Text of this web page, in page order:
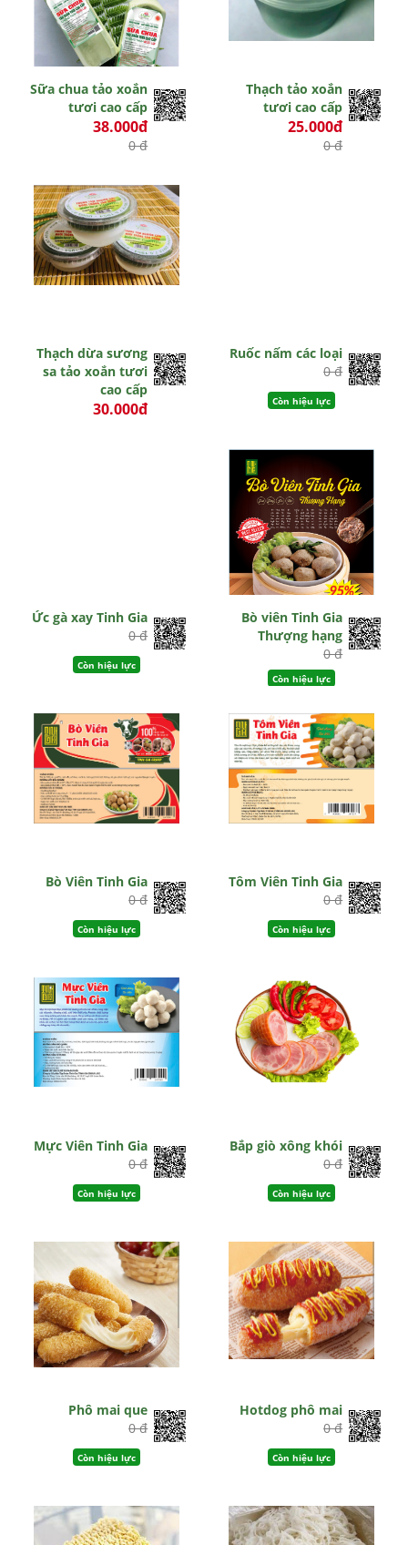
Sữa chua tảo xoắn
tươi cao cấp
38.000đ
0 đ
Thạch tảo xoắn
tươi cao cấp
25.000đ
0 đ
Thạch dừa sương
sa tảo xoắn tươi
cao cấp
30.000đ
Ruốc nấm các loại
0 đ
Còn hiệu lực
Ức gà xay Tinh Gia
0 đ
Còn hiệu lực
Bò viên Tinh Gia
Thượng hạng
0 đ
Còn hiệu lực
Bò Viên Tinh Gia
0 đ
Còn hiệu lực
Tôm Viên Tinh Gia
0 đ
Còn hiệu lực
Mực Viên Tinh Gia
0 đ
Còn hiệu lực
Bắp giò xông khói
0 đ
Còn hiệu lực
Phô mai que
0 đ
Còn hiệu lực
Hotdog phô mai
0 đ
Còn hiệu lực